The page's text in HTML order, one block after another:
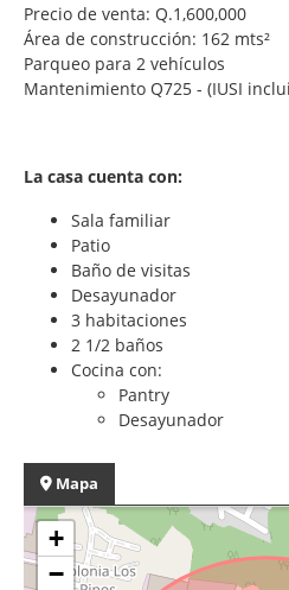
Precio de venta: Q.1,600,000
Área de construcción: 162 mts²
Parqueo para 2 vehículos
Mantenimiento Q725 - (IUSI
La casa cuenta con:
Sala familiar
Patio
Baño de visitas
Desayunador
3 habitaciones
2 1/2 baños
Cocina con:
Pantry
Desayunador
Mapa
+
−